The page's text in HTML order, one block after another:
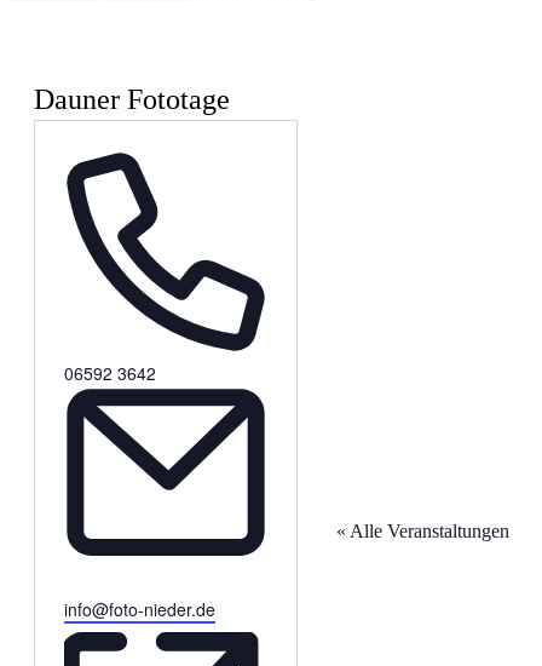
Dauner Fototage
« Alle Veranstaltungen
Telefon
06592 3642
Email
info@foto-nieder.de